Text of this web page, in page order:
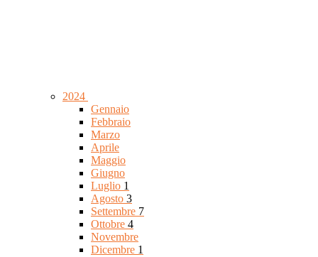
2024
Gennaio
Febbraio
Marzo
Aprile
Maggio
Giugno
Luglio 1
Agosto 3
Settembre 7
Ottobre 4
Novembre
Dicembre 1